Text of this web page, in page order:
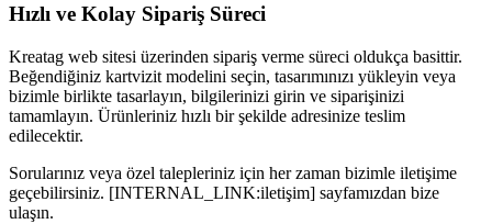
Hızlı ve Kolay Sipariş Süreci
Kreatag web sitesi üzerinden sipariş verme süreci oldukça basittir.
Beğendiğiniz kartvizit modelini seçin, tasarımınızı yükleyin veya
bizimle birlikte tasarlayın, bilgilerinizi girin ve siparişinizi
tamamlayın. Ürünleriniz hızlı bir şekilde adresinize teslim
edilecektir.
Sorularınız veya özel talepleriniz için her zaman bizimle iletişime
geçebilirsiniz. [INTERNAL_LINK:iletişim] sayfamızdan bize
ulaşın.